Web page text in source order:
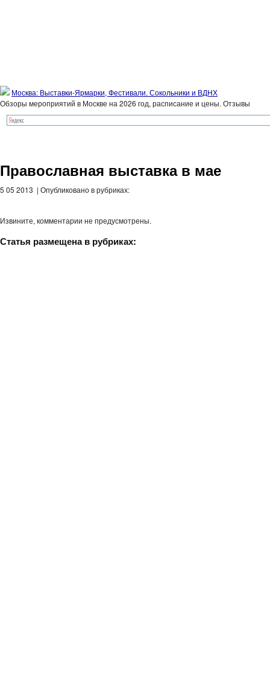
Москва: Выставки-Ярмарки, Фестивали. Сокольники и ВДНХ
Обзоры мероприятий в Москве на 2026 год, расписание и цены. Отзывы
Православная выставка в мае
5 05 2013 | Опубликовано в рубриках:
Извините, комментарии не предусмотрены.
Статья размещена в рубриках: